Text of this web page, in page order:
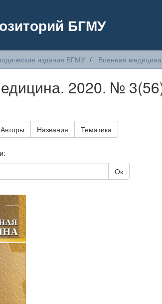
БГМУ
издания БГМУ Военная медицина
2020. №
Авторы Названия Тематика
Ок